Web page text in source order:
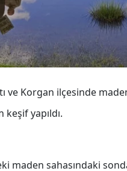
ve Korgan ilçesinde
yapıldı.
maden sahasındaki